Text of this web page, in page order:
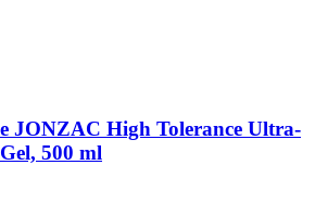
JONZAC High Tolerance Ultra-​
500 ml